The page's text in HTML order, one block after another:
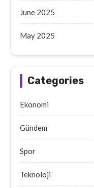
June 2025
May 2025
Categories
Ekonomi
Gündem
Spor
Teknoloji